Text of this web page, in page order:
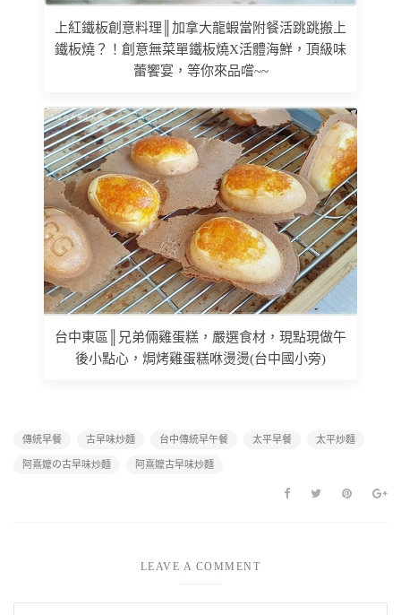
上紅鐵板創意料理║加拿大龍蝦當附餐活跳跳搬上
鐵板燒？！創意無菜單鐵板燒X活體海鮮，頂級味
蕾饗宴，等你來品嚐‎~~
台中東區║兄弟倆雞蛋糕，嚴選食材，現點現做午
後小點心，焗烤雞蛋糕咻燙燙(台中國小旁)
傳統早餐 古早味炒麵 台中傳統早午餐 太平早餐 太平炒麵
阿熹嬤の古早味炒麵 阿熹嬤古早味炒麵
LEAVE A COMMENT